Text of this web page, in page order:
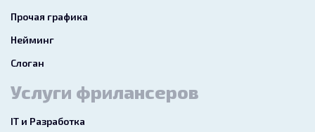
Прочая графика
Нейминг
Слоган
Услуги фрилансеров
IT и Разработка